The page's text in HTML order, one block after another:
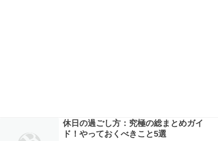
休日の過ごし方：究極の総まとめガイ
ド！やっておくべきこと5選